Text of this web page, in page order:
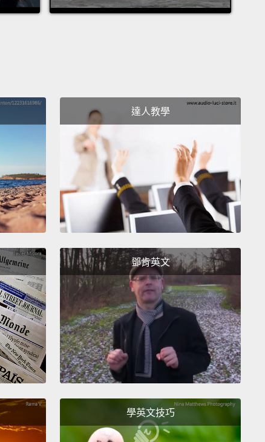
達人教學
鄧肯英文
學英文技巧